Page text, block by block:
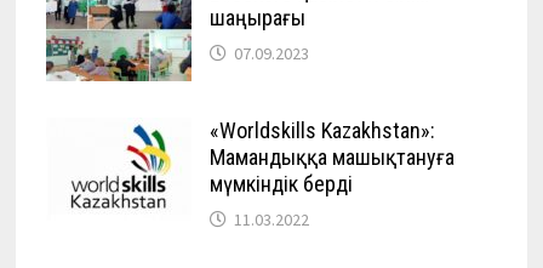
шаңырағы
07.09.2023
«Worldskills Kazakhstan»:
Мамандыққа машықтануға
мүмкіндік берді
11.03.2022